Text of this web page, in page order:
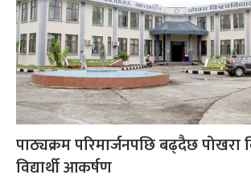
पाठ्यक्रम परिमार्जनपछि बढ्दैछ पोखरा
विद्यार्थी आकर्षण